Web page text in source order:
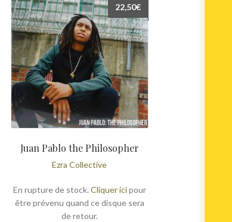
Juan Pablo the Philosopher
Ezra Collective
22,50€
En rupture de stock. Cliquer icipour
être prévenu quand ce disque sera
de retour.